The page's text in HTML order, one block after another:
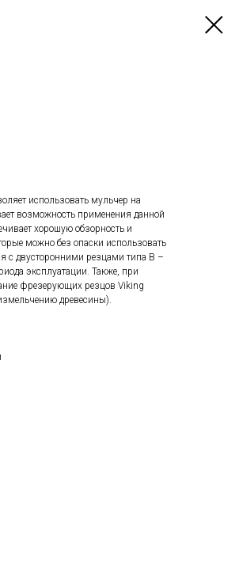
использовать мульчер на
возможность применения данной
хорошую обзорность и
можно без опаски использовать
с двусторонними резцами типа B –
эксплуатации. Также, при
фрезерующих резцов Viking
древесины).